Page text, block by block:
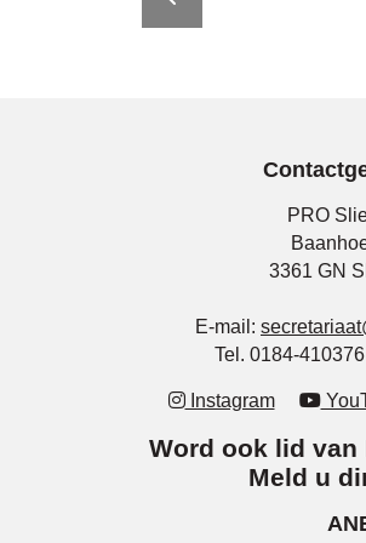
PRO
3361 GN
E-mail:
Tel. 0184-
Instagram
Word ook lid van
Meld u